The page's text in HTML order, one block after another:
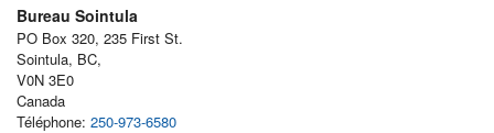
Bureau Sointula
PO Box 320, 235 First St.
Sointula, BC,
V0N 3E0
Canada
Téléphone: 250-973-6580